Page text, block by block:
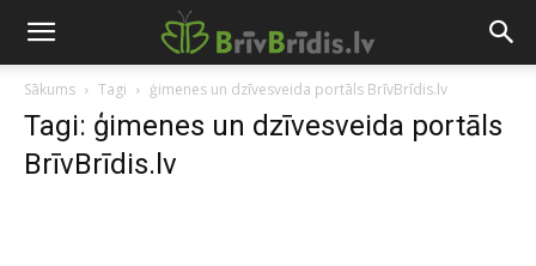
Sākums Tagi ģimenes un dzīvesveida portāls BrīvBrīdis.lv
Tagi: ģimenes un dzīvesveida portāls
BrīvBrīdis.lv